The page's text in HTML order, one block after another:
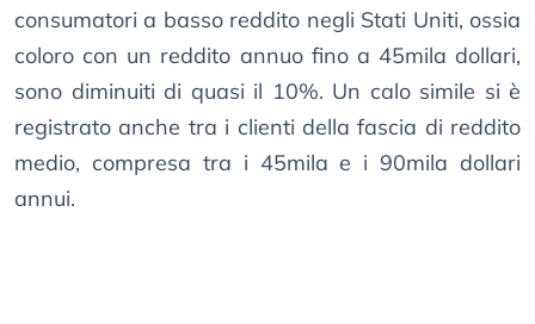
consumatori a basso reddito negli Stati Uniti, ossia
coloro con un reddito annuo fino a 45mila dollari,
sono diminuiti di quasi il 10%. Un calo simile si è
registrato anche tra i clienti della fascia di reddito
medio, compresa tra i 45mila e i 90mila dollari
annui.